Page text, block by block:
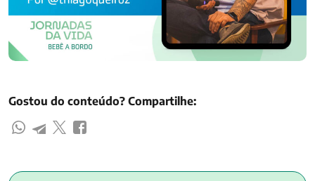
Gostou do conteúdo? Compartilhe: